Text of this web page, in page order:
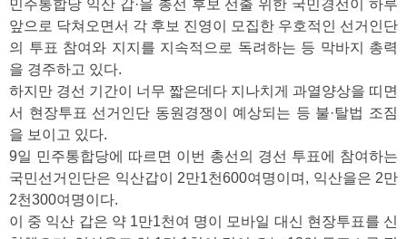
민주통합당 익산 갑·을 총선 후보 선출 위한 국민경선이 하루
앞으로 닥쳐오면서 각 후보 진영이 모집한 우호적인 선거인단
의 투표 참여와 지지를 지속적으로 독려하는 등 막바지 총력
을 경주하고 있다.
하지만 경선 기간이 너무 짧은데다 지나치게 과열양상을 띠면
서 현장투표 선거인단 동원경쟁이 예상되는 등 불·탈법 조짐
을 보이고 있다.
9일 민주통합당에 따르면 이번 총선의 경선 투표에 참여하는
국민선거인단은 익산갑이 2만1천600여명이며, 익산을은 2만
2천300여명이다.
이 중 익산 갑은 약 1만1천여 명이 모바일 대신 현장투표를 신